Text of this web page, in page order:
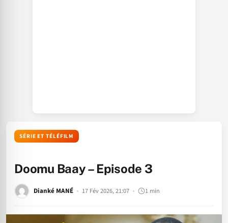
SÉRIE ET TÉLÉFILM
Doomu Baay – Episode 3
Dianké MANÉ 17 Fév 2026, 21:07 1 min